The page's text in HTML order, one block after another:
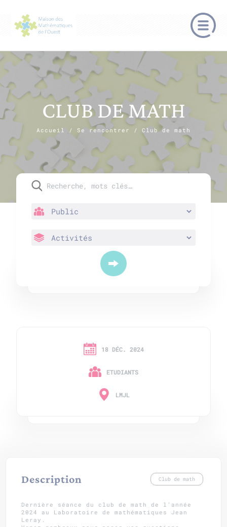
CLUB DE MATH
Accueil / Se rencontrer / Club de math
18 DÉC. 2024
ETUDIANTS
LMJL
Description Club de math
Dernière séance du club de math de l’année
2024 au Laboratoire de mathématiques Jean
Leray.